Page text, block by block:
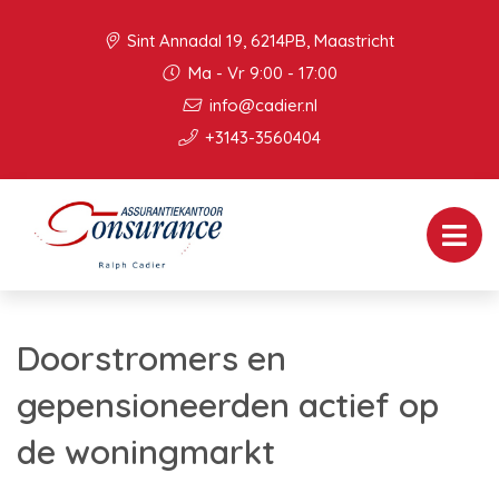
Sint Annadal 19, 6214PB, Maastricht
Ma - Vr 9:00 - 17:00
info@cadier.nl
+3143-3560404
Doorstromers en
gepensioneerden actief op
de woningmarkt